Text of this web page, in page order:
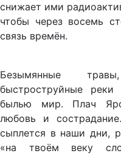
снижает ими
чтобы через восемь
связь времён.
Безымянные
быстроструйные
былью мир. Плач
любовь и
сыплется в наши дни,
«на твоём веку